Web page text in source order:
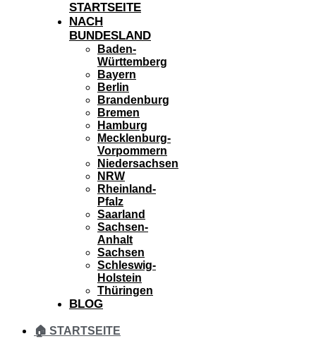
STARTSEITE
NACH
BUNDESLAND
Baden-
Württemberg
Bayern
Berlin
Brandenburg
Bremen
Hamburg
Mecklenburg-
Vorpommern
Niedersachsen
NRW
Rheinland-
Pfalz
Saarland
Sachsen-
Anhalt
Sachsen
Schleswig-
Holstein
Thüringen
BLOG
🏠 STARTSEITE